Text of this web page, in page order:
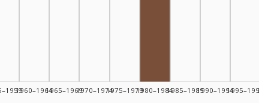
1960–19641965–19691970–19741975–19791980–19841985–19891990–1994